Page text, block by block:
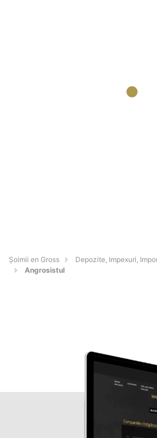
Șoimii en Gross
Depozite, Impexuri,
Angrosistul